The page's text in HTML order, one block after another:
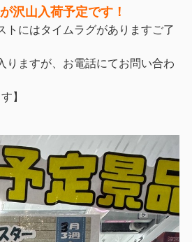
沢山入荷予定です！
トにはタイムラグがありますご了
りますが、お電話にてお問い合わ
】